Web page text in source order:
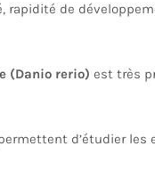
rapidité de
(Danio rerio) est très
d’étudier les